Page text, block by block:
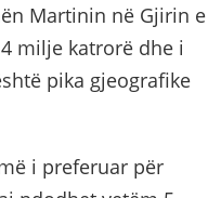
Martinin në Gjirin e
milje katrorë dhe i
pika gjeografike
i preferuar për